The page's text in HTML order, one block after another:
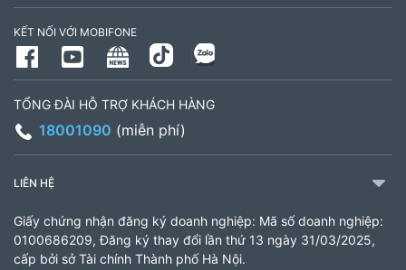
Giờ làm việc: Thứ 2 đến Thứ 6: Sáng 07:30 -
11:00 Chiều 13:30 đến 17:30 Thứ 7: Sáng 08:00
- 11:30 chiều 13:00 đến 17:00
CH 21B Ba La (CH 16 Ba La)
903460846
Giờ làm việc: 8:00 - 18:00
KẾT NỐI VỚI MOBIFONE
TỔNG ĐÀI HỖ TRỢ KHÁCH HÀNG
18001090 (miễn phí)
LIÊN HỆ
Giấy chứng nhận đăng ký doanh nghiệp: Mã số doanh nghiệp:
0100686209, Đăng ký thay đổi lần thứ 13 ngày 31/03/2025,
cấp bởi sở Tài chính Thành phố Hà Nội.